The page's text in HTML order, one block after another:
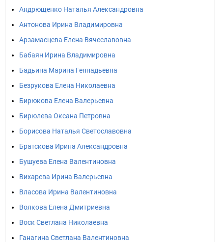
Андрющенко Наталья Александровна
Антонова Ирина Владимировна
Арзамасцева Елена Вячеславовна
Бабаян Ирина Владимировна
Бадьина Марина Геннадьевна
Безрукова Елена Николаевна
Бирюкова Елена Валерьевна
Бирюлева Оксана Петровна
Борисова Наталья Светославовна
Братскова Ирина Александровна
Бушуева Елена Валентиновна
Вихарева Ирина Валерьевна
Власова Ирина Валентиновна
Волкова Елена Дмитриевна
Воск Светлана Николаевна
Ганагина Светлана Валентиновна